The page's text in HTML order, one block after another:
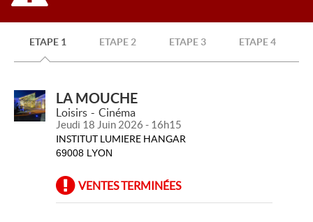
l'accueil
ETAPE 1 ETAPE 2 ETAPE 3 ETAPE 4
LA MOUCHE
Loisirs Cinéma
Jeudi 18 Juin 2026 - 16h15
INSTITUT LUMIERE HANGAR
69008 LYON
VENTES TERMINÉES